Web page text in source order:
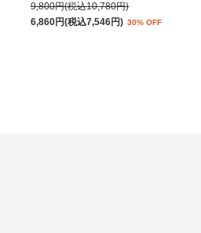
9,800円(税込10,780円)
6,860円(税込7,546円) 30% OFF